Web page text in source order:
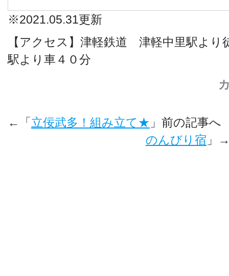
※2021.05.31更新
【アクセス】津軽鉄道 津軽中里駅より
駅より車４０分
←「立佞武多！組み立て★ 」前の記事
のんびり宿 」